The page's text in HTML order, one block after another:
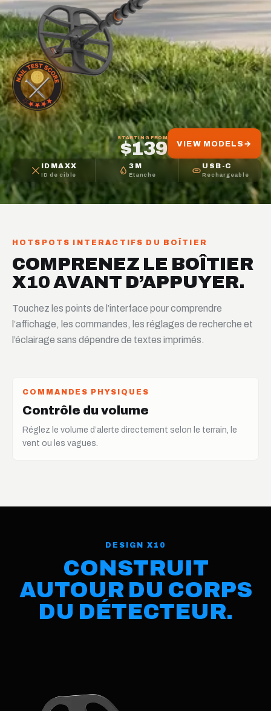
STARTING FROM
$139 VIEW MODELS →
IDMAXX
ID de cible
3M
Étanche
USB-C
Rechargeable
HOTSPOTS INTERACTIFS DU BOÎTIER
COMPRENEZ LE BOÎTIER
X10 AVANT D’APPUYER.
Touchez les points de l’interface pour comprendre
l’affichage, les commandes, les réglages de recherche et
l’éclairage sans dépendre de textes imprimés.
COMMANDES PHYSIQUES
Boutons haut / bas
Faites défiler les valeurs et ajustez les réglages sans
menu profond.
DESIGN X10
CONSTRUIT
AUTOUR DU CORPS
DU DÉTECTEUR.